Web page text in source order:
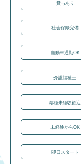
賞与あり
社会保険完備
自動車通勤OK
介護福祉士
職種未経験歓迎
未経験からOK
即日スタート